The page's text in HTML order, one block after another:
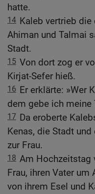
hatte.
14 Kaleb vertrieb die
Ahiman und Talmai
Stadt.
15 Von dort zog er
Kirjat-Sefer hieß.
16 Er erklärte: »Wer
dem gebe ich meine
17 Da eroberte
Kenas, die Stadt
zur Frau.
18 Am Hochzeitstag
Frau, ihren Vater
von ihrem Esel und